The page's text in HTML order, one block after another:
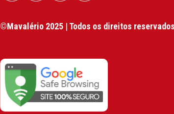
©Mavalério 2025 | Todos os direitos reservados